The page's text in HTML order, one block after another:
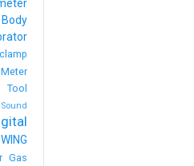
Body
clamp
Tool
Gas